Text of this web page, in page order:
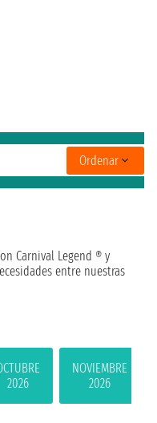
Ordenar
Carnival Legend ® y
entre nuestras
2026
NOVIEMBRE
2026